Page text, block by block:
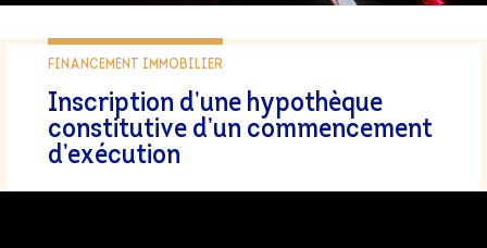
FINANCEMENT IMMOBILIER
Inscription d’une hypothèque
constitutive d’un commencement
d’exécution